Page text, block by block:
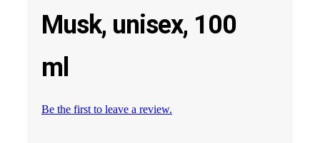
Musk, unisex, 100
ml
Be the first to leave a review.